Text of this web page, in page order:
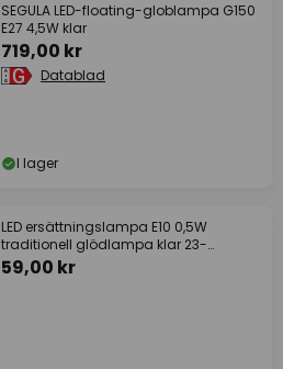
SEGULA LED-floating-globlampa G150
E27 4,5W klar
719,00 kr
Datablad
I lager
LED ersättningslampa E10 0,5W
traditionell glödlampa klar 23-
55VAC/DC 3xSet
59,00 kr